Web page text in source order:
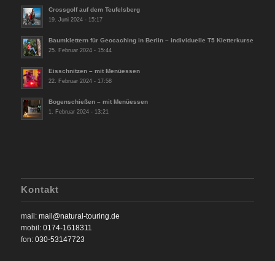
Crossgolf auf dem Teufelsberg
19. Juni 2024 - 15:17
Baumklettern für Geocaching in Berlin – individuelle T5 Kletterkurse
25. Februar 2024 - 15:44
Eisschnitzen – mit Menüessen
22. Februar 2024 - 17:58
Bogenschießen – mit Menüessen
1. Februar 2024 - 13:21
Kontakt
mail: mail@natural-touring.de
mobil: 0174-1618311
fon: 030-53147723